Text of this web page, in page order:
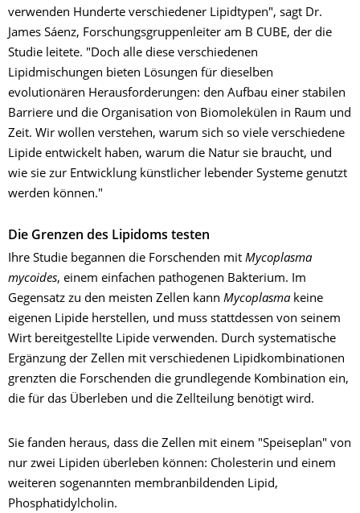
verwenden Hunderte verschiedener Lipidtypen", sagt Dr.
James Sáenz, Forschungsgruppenleiter am B CUBE, der die
Studie leitete. "Doch alle diese verschiedenen
Lipidmischungen bieten Lösungen für dieselben
evolutionären Herausforderungen: den Aufbau einer stabilen
Barriere und die Organisation von Biomolekülen in Raum und
Zeit. Wir wollen verstehen, warum sich so viele verschiedene
Lipide entwickelt haben, warum die Natur sie braucht, und
wie sie zur Entwicklung künstlicher lebender Systeme genutzt
werden können."
Die Grenzen des Lipidoms testen
Ihre Studie begannen die Forschenden mit Mycoplasma
mycoides, einem einfachen pathogenen Bakterium. Im
Gegensatz zu den meisten Zellen kann Mycoplasmakeine
eigenen Lipide herstellen, und muss stattdessen von seinem
Wirt bereitgestellte Lipide verwenden. Durch systematische
Ergänzung der Zellen mit verschiedenen Lipidkombinationen
grenzten die Forschenden die grundlegende Kombination ein,
die für das Überleben und die Zellteilung benötigt wird.
Sie fanden heraus, dass die Zellen mit einem "Speiseplan" von
nur zwei Lipiden überleben können: Cholesterin und einem
weiteren sogenannten membranbildenden Lipid,
Phosphatidylcholin.